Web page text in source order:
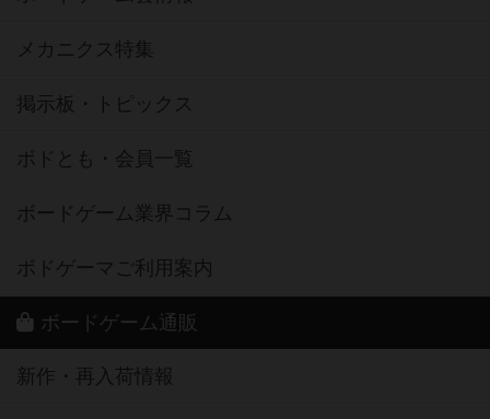
メカニクス特集
掲示板・トピックス
ボドとも・会員一覧
ボードゲーム業界コラム
ボドゲーマご利用案内
ボードゲーム通販
新作・再入荷情報